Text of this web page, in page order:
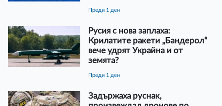
преди 1 ден
Русия с нова заплаха:
Крилатите ракети „Бандерол“
вече удрят Украйна и от
земята?
преди 1 ден
Задържаха руснак,